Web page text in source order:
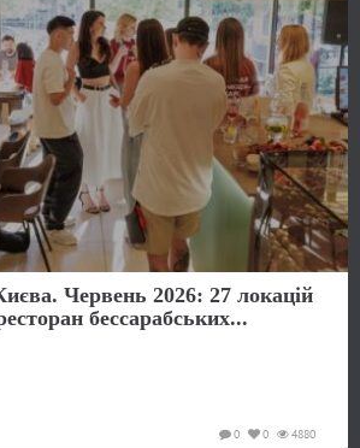
Червень 2026: 27 локацій
бессарабських...
4880
0
0